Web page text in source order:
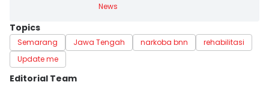
News
Topics
Semarang Jawa Tengah narkoba bnn
rehabilitasi
Update me
Editorial Team